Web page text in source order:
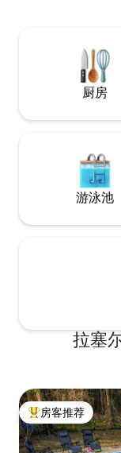
的门廊，每个房间
的上下铺床非常高
厨房
游泳池
拉塞
热门「房客推荐」
房客推荐